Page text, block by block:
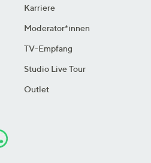
Karriere
Moderator*innen
TV-Empfang
Studio Live Tour
Outlet